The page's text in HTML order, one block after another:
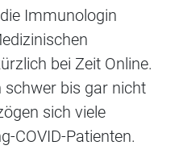
Immunologin
bei Zeit Online.
schwer bis gar nicht
sich viele
COVID-Patienten.